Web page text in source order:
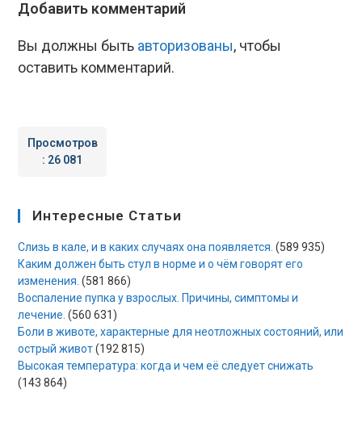
Добавить комментарий
Вы должны быть авторизованы, чтобы
оставить комментарий.
Просмотров
: 26 081
Интересные Статьи
Слизь в кале, и в каких случаях она появляется. (589 935)
Каким должен быть стул в норме и о чём говорят его
изменения. (581 866)
Воспаление пупка у взрослых. Причины, симптомы и
лечение. (560 631)
Боли в животе, характерные для неотложных состояний, или
острый живот (192 815)
Высокая температура: когда и чем её следует снижать
(143 864)